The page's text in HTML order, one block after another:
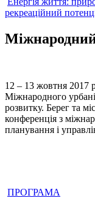
рекреаційний
12 – 13 жовтня 2017
Міжнародного
розвитку. Берег та
конференція з
планування і
ПРОГРАМА